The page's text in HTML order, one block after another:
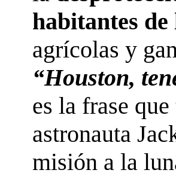
habitantes
agrícolas y
“Houston,
es la frase
astronauta
misión a la